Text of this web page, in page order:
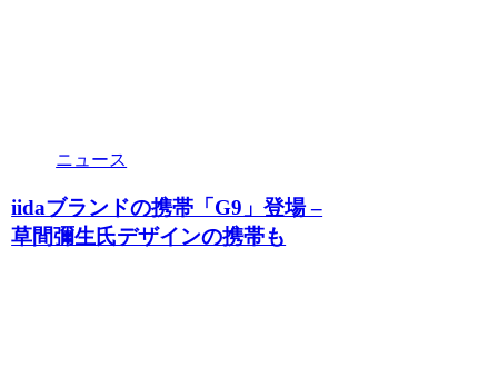
ニュース
iidaブランドの携帯「G9」登場 –
草間彌生氏デザインの携帯も